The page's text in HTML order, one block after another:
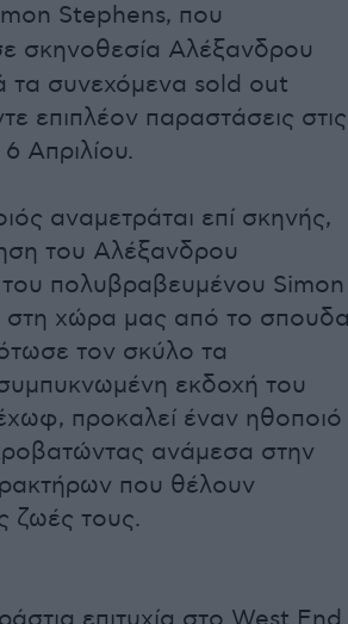
Stephens, που
σκηνοθεσία Αλέξανδρου
τα συνεχόμενα sold out
επιπλέον παραστάσεις στις
Απριλίου.
αναμετράται επί σκηνής,
του Αλέξανδρου
πολυβραβευμένου Simon
στη χώρα μας από το
τον σκύλο τα
εκδοχή του
προκαλεί έναν ηθοποιό
ανάμεσα στην
που θέλουν
ζωές τους.